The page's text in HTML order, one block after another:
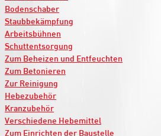
Bodenschaber
Staubbekämpfung
Arbeitsbühnen
Schuttentsorgung
Zum Beheizen und Entfeuchten
Zum Betonieren
Zur Reinigung
Hebezubehör
Kranzubehör
Verschiedene Hebemittel
Zum Einrichten der Baustelle